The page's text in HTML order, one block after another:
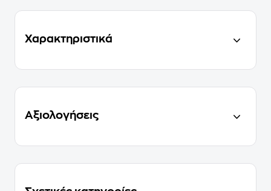
Χαρακτηριστικά
Αξιολογήσεις